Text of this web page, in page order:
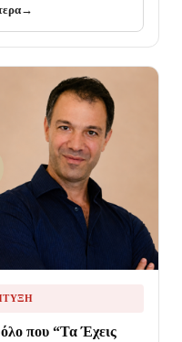
→
που “Τα Έχεις